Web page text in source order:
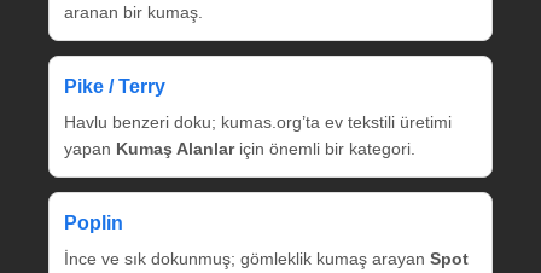
aranan bir kumaş.
Pike / Terry
Havlu benzeri doku; kumas.org’ta ev tekstili üretimi
yapan Kumaş Alanlariçin önemli bir kategori.
Poplin
İnce ve sık dokunmuş; gömleklik kumaş arayan Spot